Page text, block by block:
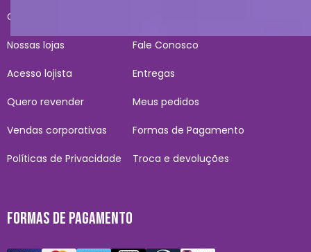
Conheça a gente
Nossas lojas
Acesso lojista
Quero revender
Vendas corporativas
Políticas de Privacidade
Fale Conosco
Entregas
Meus pedidos
Formas de Pagamento
Troca e devoluções
FORMAS DE PAGAMENTO